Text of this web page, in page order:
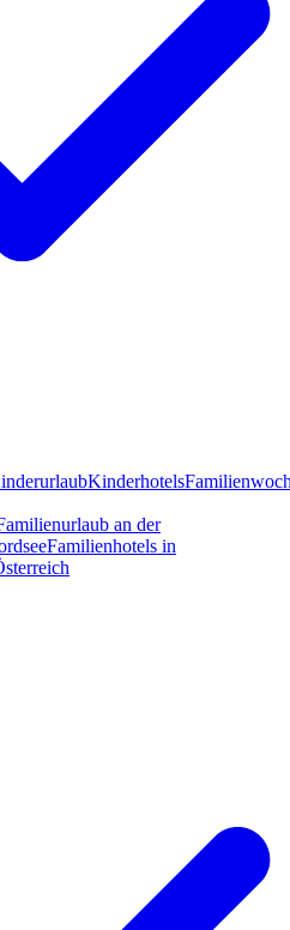
Kinderhotels
an der
Familienhotels in